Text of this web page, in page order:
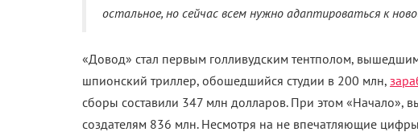
остальное, но сейчас всем нужно адаптироваться к
«Довод» стал первым голливудским тентполом,
шпионский триллер, обошедшийся студии в 200 млн,
сборы составили 347 млн долларов. При этом «Начало»,
создателям 836 млн. Несмотря на не впечатляющие